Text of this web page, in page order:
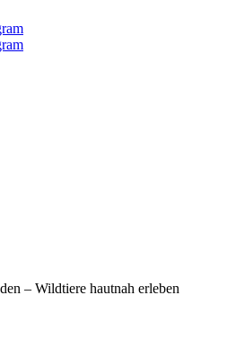
– Wildtiere hautnah erleben